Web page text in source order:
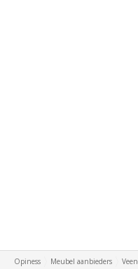
Opiness Meubel aanbieders